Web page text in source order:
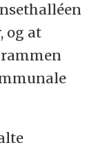
og at